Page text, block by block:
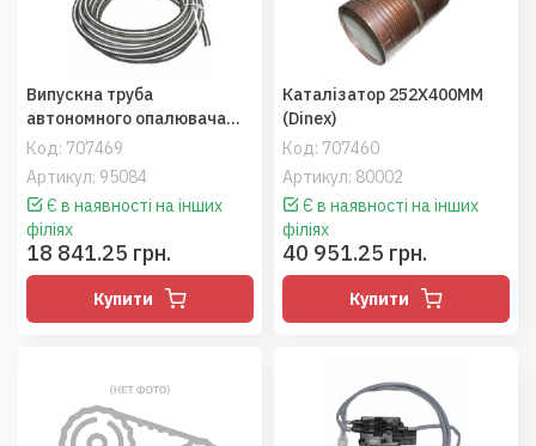
Код: 707469
Артикул: 95084
Випускна труба
автономного опалювача
24мм (Dinex) 20м
Є в наявності на інших
філіях
18 841.25 грн.
Купити
Код: 707460
Артикул: 80002
Каталізатор 252X400MM
(Dinex)
Є в наявності на інших
філіях
40 951.25 грн.
Купити